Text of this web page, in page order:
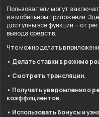
Пользователи могут
и в мобильном приложении.
доступны все функции — от
вывода средств.
Что можно делать в
• Делать ставки в режиме
• Смотреть трансляции.
• Получать уведомления о
коэффициентов.
• Использовать бонусы и